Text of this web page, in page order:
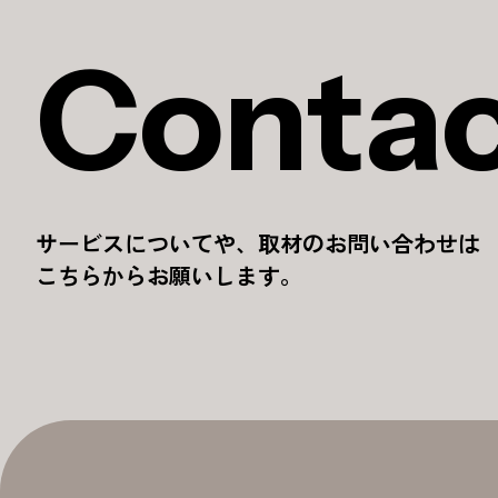
サービスについてや、取材のお問い合わせは
こちらからお願いします。